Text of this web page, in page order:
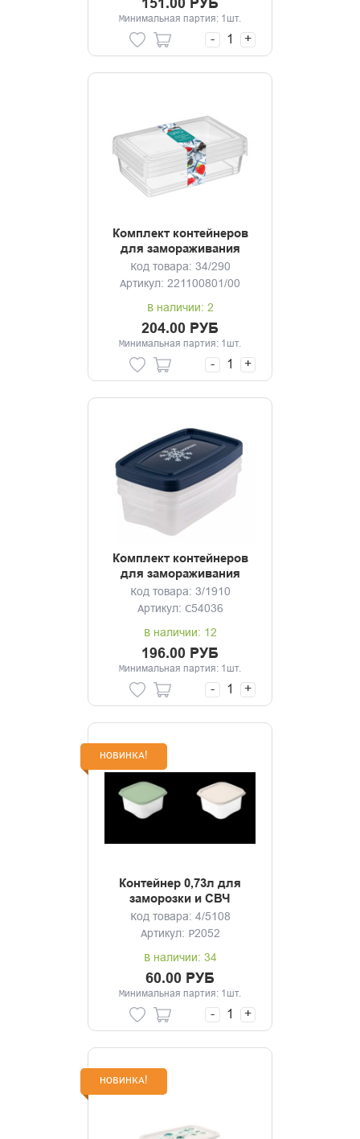
Минимальная партия: 1шт.
- +
Комплект контейнеров
для замораживания
3шт.*0,75л Асти
Код товара: 34/290
Артикул: 221100801/00
В наличии: 2
204.00 РУБ
Минимальная партия: 1шт.
- +
Комплект контейнеров
для замораживания
продуктов 3шт. Морозко
0.7л
Код товара: 3/1910
Артикул: С54036
В наличии: 12
196.00 РУБ
Минимальная партия: 1шт.
- +
НОВИНКА!
Контейнер 0,73л для
заморозки и СВЧ
Код товара: 4/5108
Артикул: Р2052
В наличии: 34
60.00 РУБ
Минимальная партия: 1шт.
- +
НОВИНКА!